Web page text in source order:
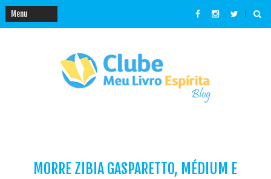
MORRE ZIBIA GASPARETTO, MÉDIUM E